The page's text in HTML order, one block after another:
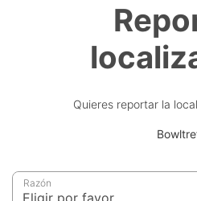
Quieres reportar la
Razón